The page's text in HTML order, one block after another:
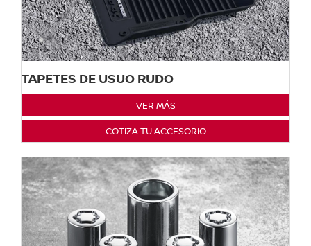
TAPETES DE USUO RUDO
VER MÁS
COTIZA TU ACCESORIO